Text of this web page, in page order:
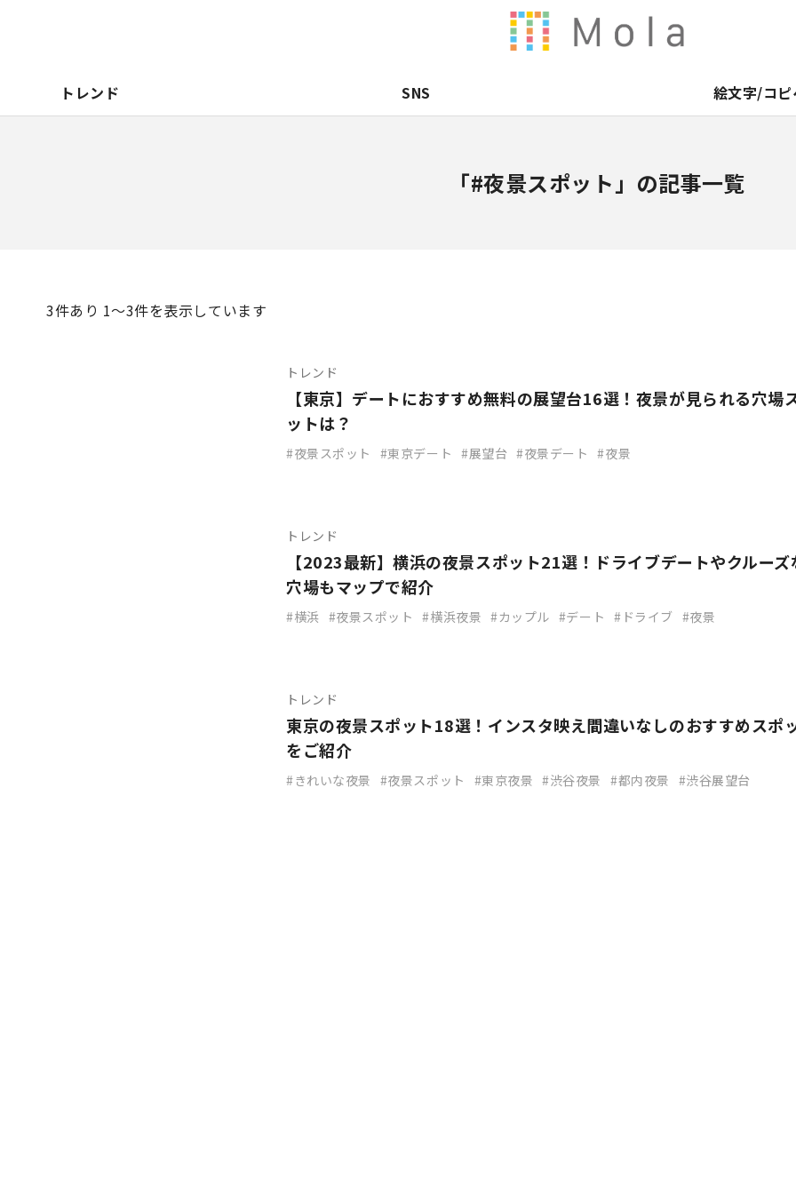
トレンド SNS 絵文字/コピ
「#夜景スポット」の記事一覧
3件あり 1〜3件を表示しています
トレンド
【東京】デートにおすすめ無料の展望台16選！夜景が見られる穴場
ットは？
夜景スポット 東京デート 展望台 夜景デート 夜景
トレンド
【2023最新】横浜の夜景スポット21選！ドライブデートやクルーズ
穴場もマップで紹介
横浜 夜景スポット 横浜夜景 カップル デート ドライブ 夜景
トレンド
東京の夜景スポット18選！インスタ映え間違いなしのおすすめスポ
をご紹介
きれいな夜景 夜景スポット 東京夜景 渋谷夜景 都内夜景 渋谷展望台